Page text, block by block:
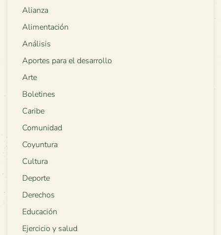
Alianza
Alimentación
Análisis
Aportes para el desarrollo
Arte
Boletines
Caribe
Comunidad
Coyuntura
Cultura
Deporte
Derechos
Educación
Ejercicio y salud